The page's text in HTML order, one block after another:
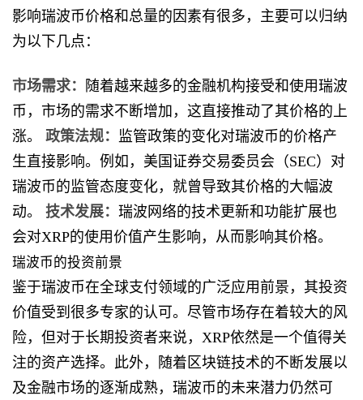
影响瑞波币价格和总量的因素有很多，主要可以归纳
为以下几点：
市场需求：
随着越来越多的金融机构接受和使用瑞波
币，市场的需求不断增加，这直接推动了其价格的上
涨。 政策法规：
监管政策的变化对瑞波币的价格产
生直接影响。例如，美国证券交易委员会（SEC）对
瑞波币的监管态度变化，就曾导致其价格的大幅波
动。 技术发展： 瑞波网络的技术更新和功能扩展也
会对XRP的使用价值产生影响，从而影响其价格。
瑞波币的投资前景
鉴于瑞波币在全球支付领域的广泛应用前景，其投资
价值受到很多专家的认可。尽管市场存在着较大的风
险，但对于长期投资者来说，XRP依然是一个值得关
注的资产选择。此外，随着区块链技术的不断发展以
及金融市场的逐渐成熟，瑞波币的未来潜力仍然可